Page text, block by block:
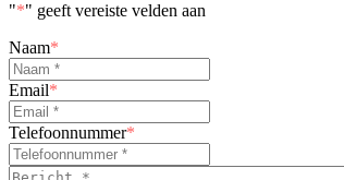
"*" geeft vereiste velden aan
Naam*
Email*
Telefoonnummer*
Bericht